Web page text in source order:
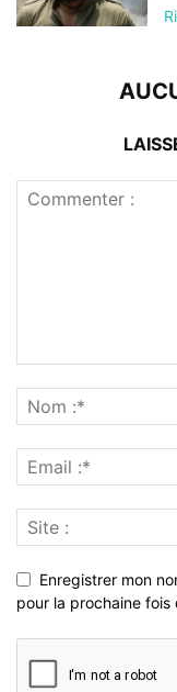
Enregistrer mon
pour la prochaine fois